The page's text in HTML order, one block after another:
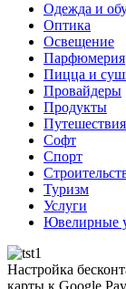
Одежда и
Оптика
Освещение
Парфюмерия
Пицца и
Провайдеры
Продукты
Путешествия
Софт
Спорт
Туризм
Услуги
Ювелирные
Настройка